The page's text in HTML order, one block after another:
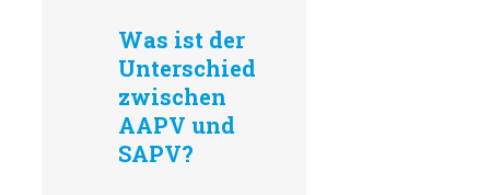
Was ist der
Unterschied
zwischen
AAPV und
SAPV?